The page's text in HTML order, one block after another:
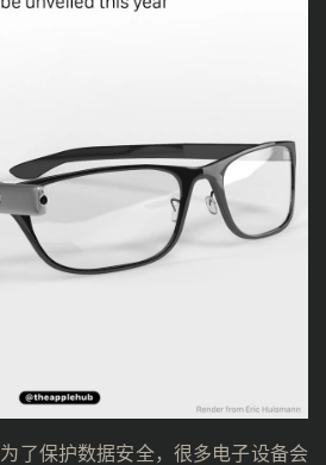
了保护数据安全，很多电子设备会